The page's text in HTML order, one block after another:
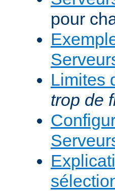
pour
Limites
trop de